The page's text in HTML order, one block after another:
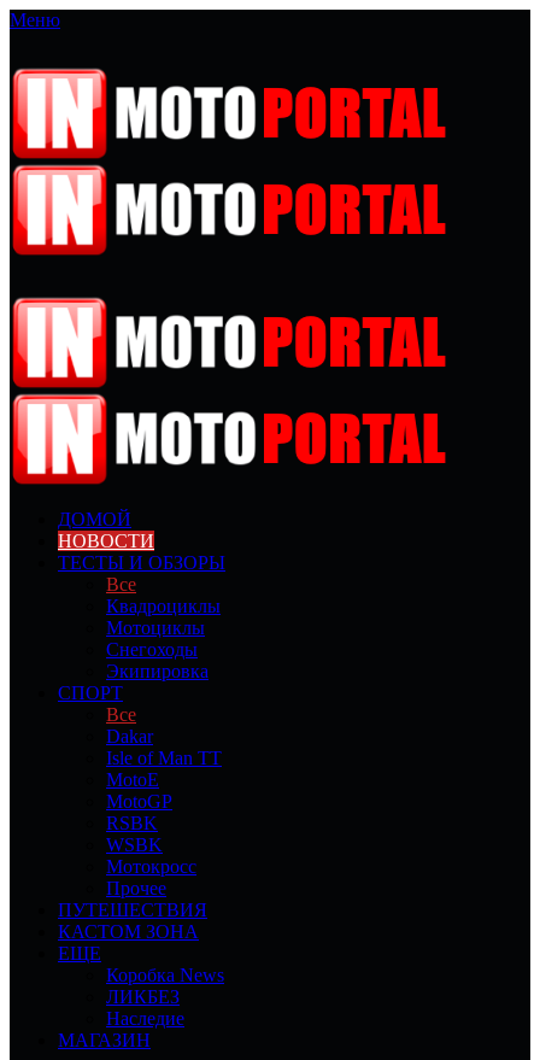
Меню
ДОМОЙ
НОВОСТИ
ТЕСТЫ И ОБЗОРЫ
Все
Квадроциклы
Мотоциклы
Снегоходы
Экипировка
СПОРТ
Все
Dakar
Isle of Man TT
MotoE
MotoGP
RSBK
WSBK
Мотокросс
Прочее
ПУТЕШЕСТВИЯ
КАСТОМ ЗОНА
ЕЩЕ
Коробка News
ЛИКБЕЗ
Наследие
МАГАЗИН